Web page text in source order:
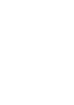
Ce vom